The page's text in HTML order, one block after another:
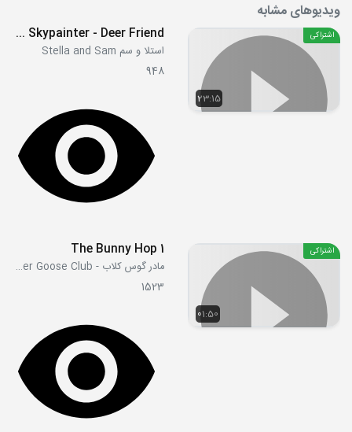
ویدیوهای مشابه
23:15
اشتراکی S01E13 - Sam and the Skypainter - Deer Friend
استلا و سم Stella and Sam
948
01:50
اشتراکی The Bunny Hop 1
مادر گوس کلاب - Mother Goose Club
1523